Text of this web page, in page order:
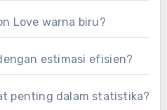
Love warna biru?
estimasi efisien?
penting dalam statistika?